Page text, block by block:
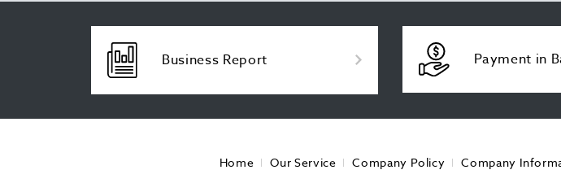
Business Report Payment in
Home Our Service Company Policy Company